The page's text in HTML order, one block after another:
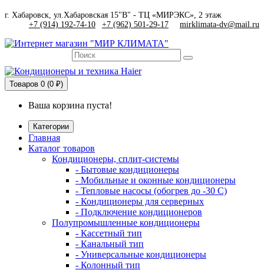
г. Хабаровск, ул.Хабаровская 15"В" - ТЦ «МИРЭКС», 2 этаж
+7 (914) 192-74-10
+7 (962) 501-29-17 mirklimata-dv@mail.ru
Товаров 0 (0 ₽)
Ваша корзина пуста!
Категории
Главная
Каталог товаров
Кондиционеры, сплит-системы
- Бытовые кондиционеры
- Мобильные и оконные кондиционеры
- Тепловые насосы (обогрев до -30 C)
- Кондиционеры для серверных
- Подключение кондиционеров
Полупромышленные кондиционеры
- Кассетный тип
- Канальный тип
- Универсальные кондиционеры
- Колонный тип